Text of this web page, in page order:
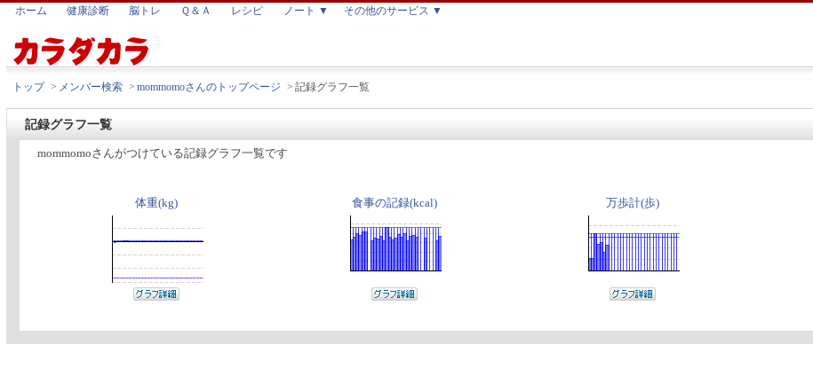
ホーム 健康診断 脳トレ Ｑ＆Ａ レシピ ノート ▼ その他のサービス ▼
トップ > メンバー検索 > mommomoさんのトップページ > 記録グラフ一覧
記録グラフ一覧
mommomoさんがつけている記録グラフ一覧です
体重(kg) 食事の記録(kcal) 万歩計(歩)